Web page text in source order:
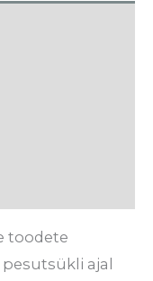
toodete
ajal